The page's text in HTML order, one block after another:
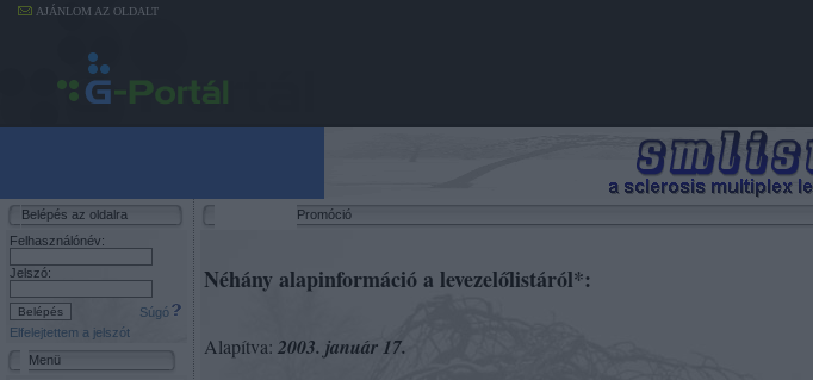
AJÁNLOM AZ OLDALT
Belépés az oldalra
Felhasználónév:
Jelszó:
Súgó
Elfelejtettem a jelszót
Menü
Promóció
Néhány alapinformáció a levezelőlistáról*:
Alapítva: 2003. január 17.